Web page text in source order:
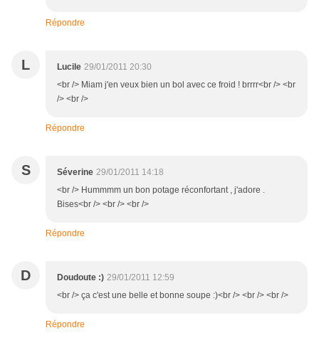
Répondre
L Lucile 29/01/2011 20:30
<br /> Miam j'en veux bien un bol avec ce froid ! brrrr<br /> <br
/> <br />
Répondre
S Séverine 29/01/2011 14:18
<br /> Hummmm un bon potage réconfortant , j'adore .
Bises<br /> <br /> <br />
Répondre
D Doudoute :) 29/01/2011 12:59
<br /> ça c'est une belle et bonne soupe :)<br /> <br /> <br />
Répondre